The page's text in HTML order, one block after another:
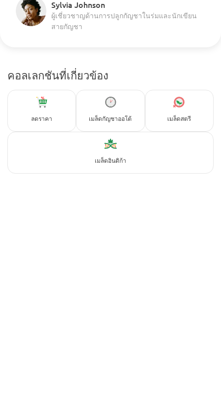
Sylvia Johnson
ผู้เชี่ยวชาญด้านการปลูกกัญชาในร่มและนักเขียน
สายกัญชา
คอลเลกชันที่เกี่ยวข้อง
ลดราคา เมล็ดกัญชาออโต้ เมล็ดสตรี
เมล็ดอินดิก้า